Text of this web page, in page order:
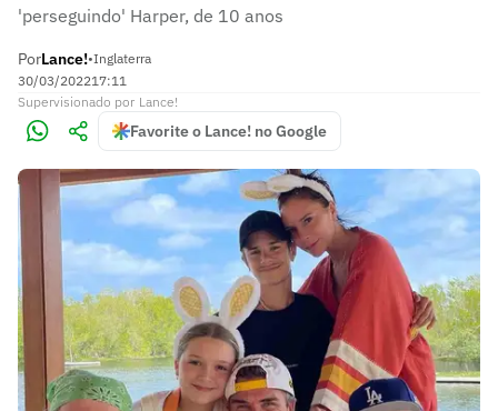
'perseguindo' Harper, de 10 anos
PorLance!•Inglaterra
30/03/202217:11
Supervisionado por Lance!
Favorite o Lance! no Google